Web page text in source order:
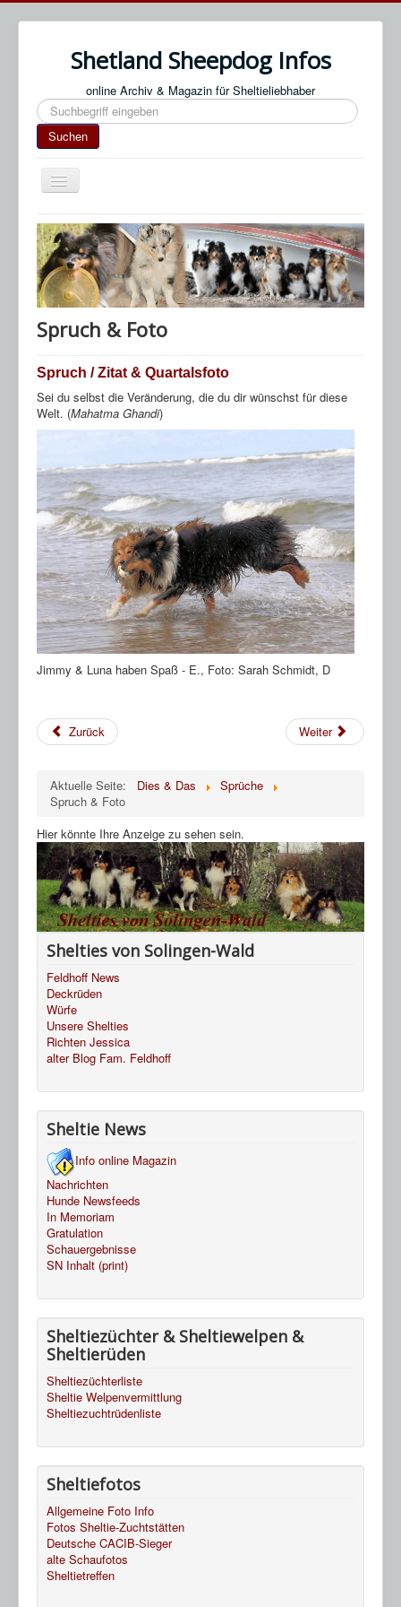
Shetland Sheepdog Infos
online Archiv & Magazin für Sheltieliebhaber
Suchen
Suchen
Navigation
an/aus
Start
Impressum / Datenschutz
An- & Abmeldung
Links
SN Blog
HP Ahnentafeln
Spruch & Foto
Spruch / Zitat & Quartalsfoto
Sei du selbst die Veränderung, die du dir wünschst für diese
Welt. (Mahatma Ghandi)
Jimmy & Luna haben Spaß - E., Foto: Sarah Schmidt, D
Zurück Weiter
Aktuelle Seite: Dies & Das
Sprüche
Spruch & Foto
Hier könnte Ihre Anzeige zu sehen sein.
Shelties von Solingen-Wald
Feldhoff News
Deckrüden
Würfe
Unsere Shelties
Richten Jessica
alter Blog Fam. Feldhoff
Sheltie News
Info online Magazin
Nachrichten
Hunde Newsfeeds
In Memoriam
Gratulation
Schauergebnisse
SN Inhalt (print)
Sheltiezüchter & Sheltiewelpen &
Sheltierüden
Sheltiezüchterliste
Sheltie Welpenvermittlung
Sheltiezuchtrüdenliste
Sheltiefotos
Allgemeine Foto Info
Fotos Sheltie-Zuchtstätten
Deutsche CACIB-Sieger
alte Schaufotos
Sheltietreffen